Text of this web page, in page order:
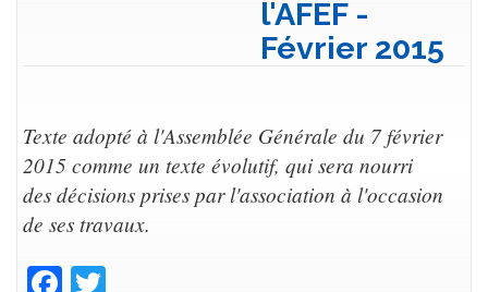
l'AFEF -
Février 2015
Texte adopté à l'Assemblée Générale du 7 février
2015 comme un texte évolutif, qui sera nourri
des décisions prises par l'association à l'occasion
de ses travaux.
Facebook